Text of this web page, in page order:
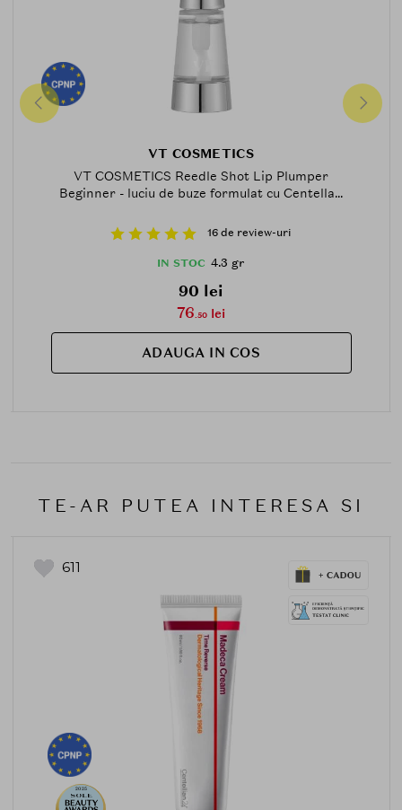
VT COSMETICS
VT COSMETICS Reedle Shot Lip Plumper
Beginner - luciu de buze formulat cu Centella...
16 de review-uri
IN STOC 4.3 gr
90 lei
76.50 lei
ADAUGA IN COS
TE-AR PUTEA INTERESA SI
611
2025